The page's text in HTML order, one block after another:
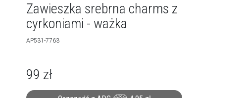
Zawieszka srebrna charms z
cyrkoniami - ważka
AP531-7763
99 zł